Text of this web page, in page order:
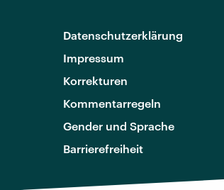
Datenschutzerklärung
Impressum
Korrekturen
Kommentarregeln
Gender und Sprache
Barrierefreiheit